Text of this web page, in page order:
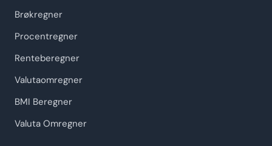
Brøkregner
Procentregner
Renteberegner
Valutaomregner
BMI Beregner
Valuta Omregner